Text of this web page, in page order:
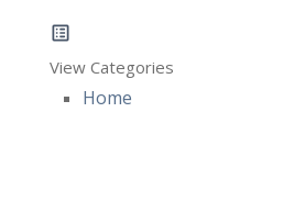
View Categories
Home